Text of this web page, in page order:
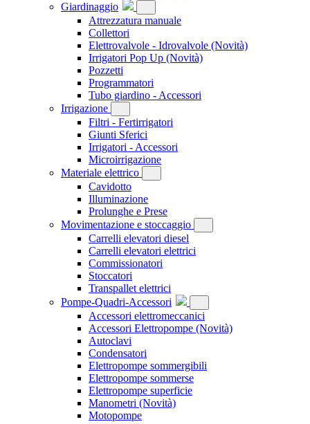
Giardinaggio
Attrezzatura manuale
Collettori
Elettrovalvole - Idrovalvole (Novità)
Irrigatori Pop Up (Novità)
Pozzetti
Programmatori
Tubo giardino - Accessori
Irrigazione
Filtri - Fertirrigatori
Giunti Sferici
Irrigatori - Accessori
Microirrigazione
Materiale elettrico
Cavidotto
Illuminazione
Prolunghe e Prese
Movimentazione e stoccaggio
Carrelli elevatori diesel
Carrelli elevatori elettrici
Commissionatori
Stoccatori
Transpallet elettrici
Pompe-Quadri-Accessori
Accessori elettromeccanici
Accessori Elettropompe (Novità)
Autoclavi
Condensatori
Elettropompe sommergibili
Elettropompe sommerse
Elettropompe superficie
Manometri (Novità)
Motopompe